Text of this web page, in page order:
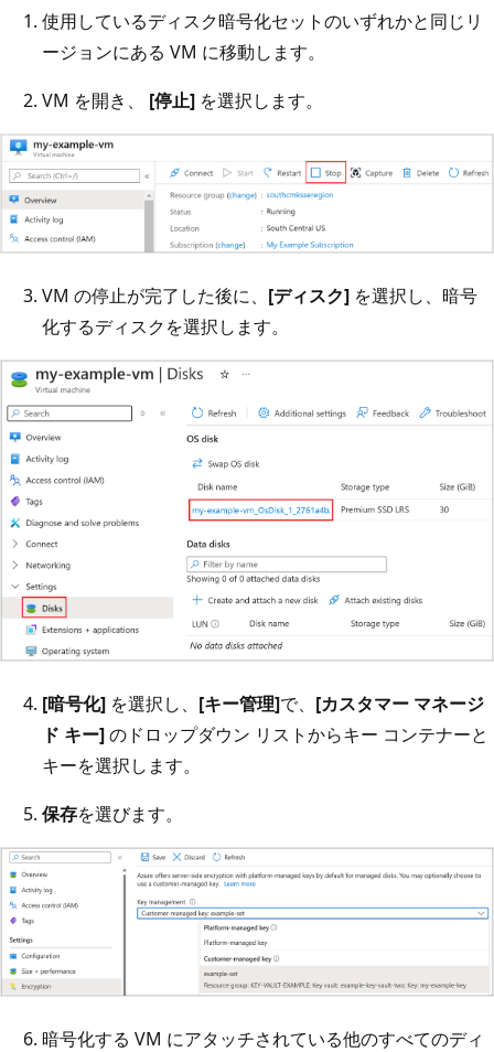
使用しているディスク暗号化セットのいずれかと同じリ
ージョンにある VM に移動します。
VM を開き、 [停止] を選択します。
VM の停止が完了した後に、 [ディスク] を選択し、暗号
化するディスクを選択します。
[暗号化] を選択し、 [キー管理]で、 [カスタマー マネージ
ド キー]のドロップダウン リストからキー コンテナーと
キーを選択します。
保存を選びます。
暗号化する VM にアタッチされている他のすべてのディ